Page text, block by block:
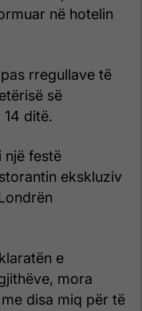
në hotelin
rregullave të
së
ditë.
një festë
ekskluziv
e
mora
disa miq për të